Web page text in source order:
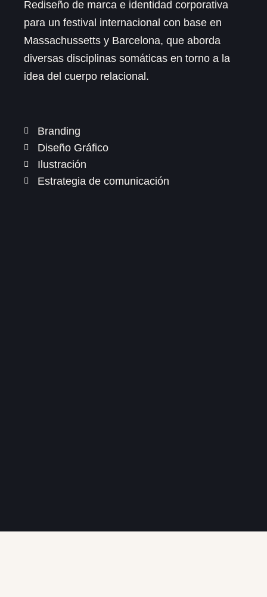
Rediseño de marca e identidad corporativa
para un festival internacional con base en
Massachussetts y Barcelona, que aborda
diversas disciplinas somáticas en torno a la
idea del cuerpo relacional.
Branding
Diseño Gráfico
Ilustración
Estrategia de comunicación